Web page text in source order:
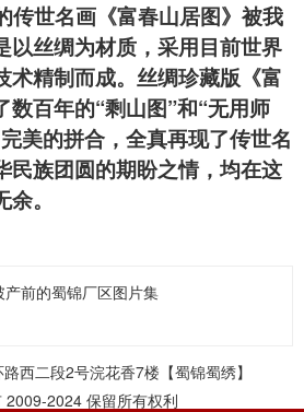
传世名画《富春山居图》被我
以丝绸为材质，采用目前世界
术精制而成。丝绸珍藏版《富
数百年的“剩山图”和“无用师
美的拼合，全真再现了传世名
民族团圆的期盼之情，均在这
。
产前的蜀锦厂区图片集
西二段2号浣花香7楼【蜀锦蜀绣】
2009-2024 保留所有权利